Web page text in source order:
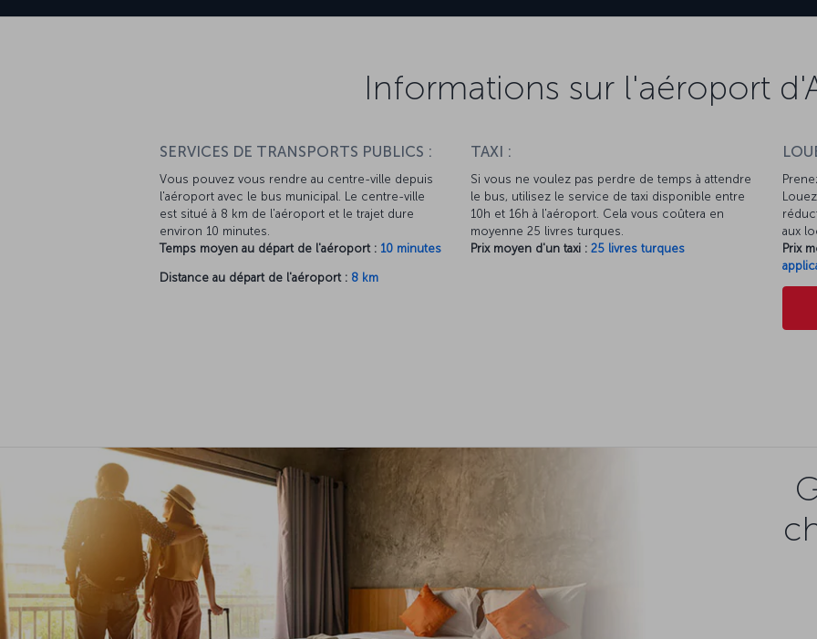
Informations sur l'aéroport
SERVICES DE TRANSPORTS PUBLICS :
Vous pouvez vous rendre au centre-ville depuis
l'aéroport avec le bus municipal. Le centre-ville
est situé à 8 km de l'aéroport et le trajet dure
environ 10 minutes.
Temps moyen au départ de l'aéroport : 10 minutes
Distance au départ de l'aéroport : 8 km
TAXI :
Si vous ne voulez pas perdre de temps à attendre
le bus, utilisez le service de taxi disponible entre
10h et 16h à l'aéroport. Cela vous coûtera en
moyenne 25 livres turques.
Prix moyen d'un taxi : 25 livres turques
aux
Prix